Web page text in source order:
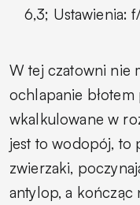
6,3; Ustawienia:
W tej czatowni nie
ochlapanie błotem
wkalkulowane w
jest to wodopój, to
zwierzaki,
antylop, a kończąc